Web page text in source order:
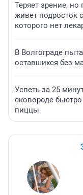
Теряет зрение, но
живет подросток
которого нет
В Волгограде
оставшихся без
Успеть за 25
сковороде
пиццы